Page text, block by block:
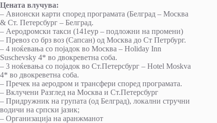
Цената влучува:
– Авионски карти според програмата (Белград – Москва
& Ст. Петерсбург – Белград.
– Аеродромски такси (141еур – подложни на промени)
– Превоз со брз воз (Сапсан) од Москва до Ст Петрбург.
– 4 ноќевања со појадок во Москва – Holiday Inn
Suschevsky 4* во двокреветна соба.
– 3 ноќевања со појадок во Ст.Петерсбург – Hotel Moskva
4* во двокреветна соба.
– Пречек на аеродром и трансфери според програмата.
– Вклучени Разглед на Москва и Ст.Петерсбург
– Придружник на групата (од Белград), локални стручни
водичи на српски јазик;
– Организација на аранжманот